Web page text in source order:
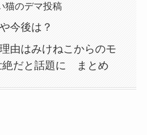
猫のデマ投稿
今後は？
由はみけねこからのモ
絶だと話題に まとめ